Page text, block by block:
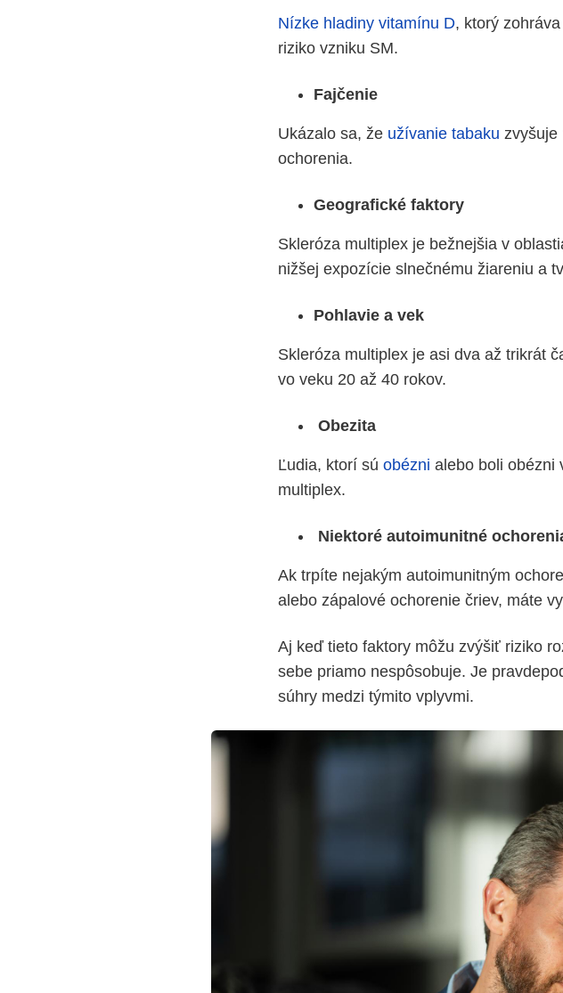
Nízke hladiny vitamínu D, ktorý
riziko vzniku SM.
Fajčenie
Ukázalo sa, že užívanie tabaku zvyšuje
ochorenia.
Geografické faktory
Skleróza multiplex je bežnejšia v
nižšej expozície slnečnému žiareniu a
Pohlavie a vek
Skleróza multiplex je asi dva až trikrát
vo veku 20 až 40 rokov.
Obezita
Ľudia, ktorí sú obézni alebo boli obézni
multiplex.
Niektoré autoimunitné
Ak trpíte nejakým autoimunitným
alebo zápalové ochorenie čriev, máte
Aj keď tieto faktory môžu zvýšiť riziko
sebe priamo nespôsobuje. Je
súhry medzi týmito vplyvmi.